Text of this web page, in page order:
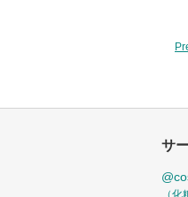
サ
（